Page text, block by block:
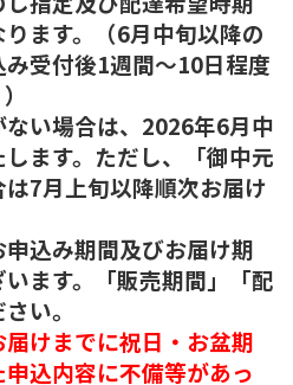
ます。（6月中旬以降の
受付後1週間～10日程度
い場合は、2026年6月中
ます。ただし、「御中元
7月上旬以降順次お届け
込み期間及びお届け期
ます。「販売期間」「配
い。
けまでに祝日・お盆期
込内容に不備等があっ